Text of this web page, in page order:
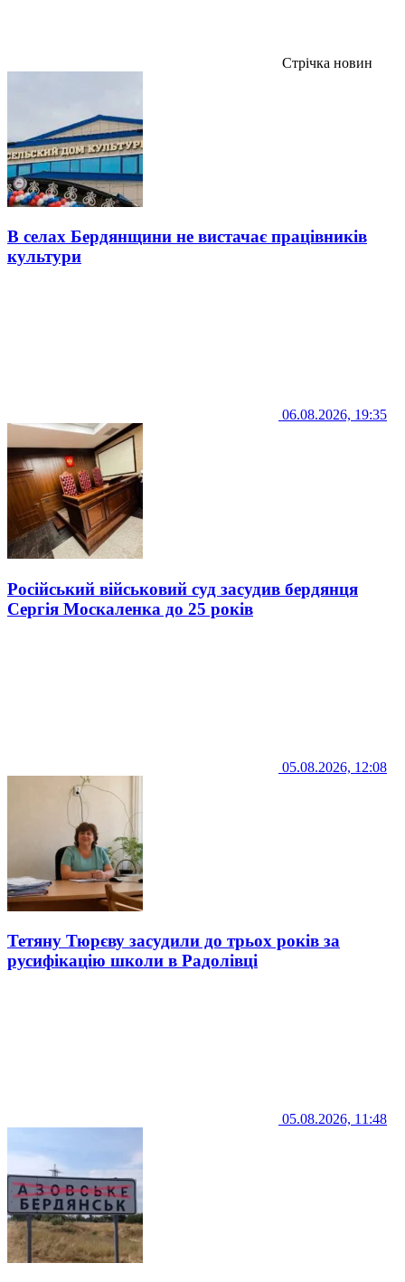
Стрічка новин
В селах Бердянщини не вистачає працівників
культури
06.08.2026, 19:35
Російський військовий суд засудив бердянця
Сергія Москаленка до 25 років
05.08.2026, 12:08
Тетяну Тюрєву засудили до трьох років за
русифікацію школи в Радолівці
05.08.2026, 11:48